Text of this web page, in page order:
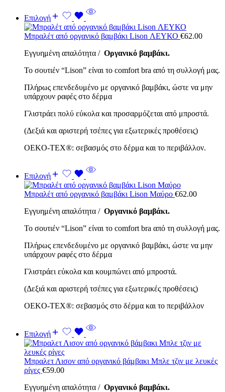
Επιλογή
Μπραλέτ από οργανικό βαμβάκι Lison ΛΕΥΚΟ €62.00
Εγγυημένη απαλότητα / Οργανικό βαμβάκι.
Το σουτιέν “Lison” είναι το comfort bra από τη συλλογή μας.
Πλήρως επενδεδυμένο με οργανικό βαμβάκι, ώστε να μην
υπάρχουν ραφές στο δέρμα
Γλιστράει πολύ εύκολα και προσαρμόζεται από μπροστά.
(Δεξιά και αριστερή τσέπες για εξωτερικές προθέσεις)
OEKO-TEX®: σεβασμός στο δέρμα και το περιβάλλον.
Επιλογή
Μπραλέτ από οργανικό βαμβάκι Lison Μαύρο €62.00
Εγγυημένη απαλότητα / Οργανικό βαμβάκι.
Το σουτιέν “Lison” είναι το comfort bra από τη συλλογή μας.
Πλήρως επενδεδυμένο με οργανικό βαμβάκι, ώστε να μην
υπάρχουν ραφές στο δέρμα
Γλιστράει εύκολα και κουμπώνει από μπροστά.
(Δεξιά και αριστερή τσέπες για εξωτερικές προθέσεις)
OEKO-TEX®: σεβασμός στο δέρμα και το περιβάλλον
Επιλογή
Μπραλετ Λισον από οργανικό βάμβακι Μπλε τζιν με λευκές
ρίγες €59.00
Εγγυημένη απαλότητα / Οργανικό βαμβάκι.